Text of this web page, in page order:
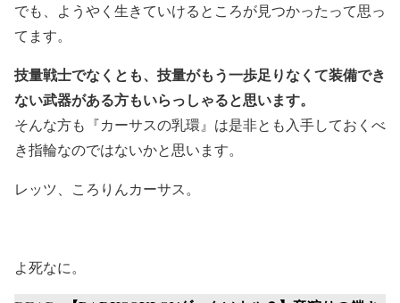
でも、ようやく生きていけるところが見つかったって思っ
てます。
技量戦士でなくとも、技量がもう一歩足りなくて装備でき
ない武器がある方もいらっしゃると思います。
そんな方も『カーサスの乳環』は是非とも入手しておくべ
き指輪なのではないかと思います。
レッツ、ころりんカーサス。
よ死なに。